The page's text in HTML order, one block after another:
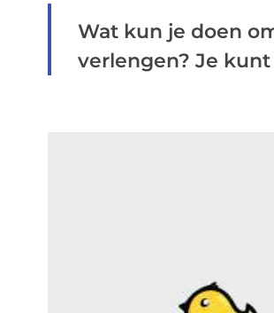
Wat kun je doen
verlengen? Je